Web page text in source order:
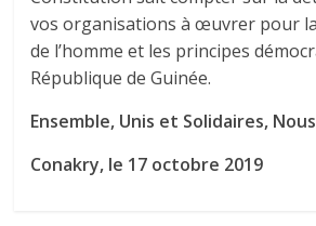
vos organisations à œuvrer pour
de l’homme et les principes
République de Guinée.
Ensemble, Unis et Solidaires,
Conakry, le 17 octobre 2019